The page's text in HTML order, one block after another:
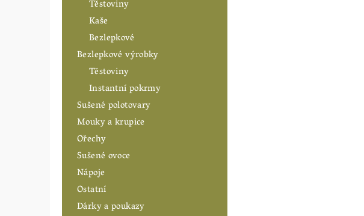
Těstoviny
Kaše
Bezlepkové
Bezlepkové výrobky
Těstoviny
Instantní pokrmy
Sušené polotovary
Mouky a krupice
Ořechy
Sušené ovoce
Nápoje
Ostatní
Dárky a poukazy